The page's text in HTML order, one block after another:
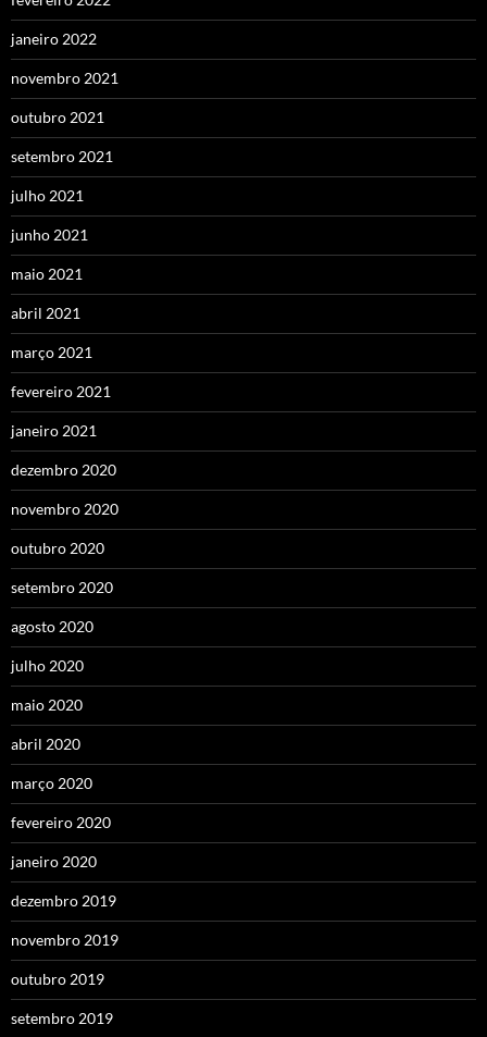
janeiro 2022
novembro 2021
outubro 2021
setembro 2021
julho 2021
junho 2021
maio 2021
abril 2021
março 2021
fevereiro 2021
janeiro 2021
dezembro 2020
novembro 2020
outubro 2020
setembro 2020
agosto 2020
julho 2020
maio 2020
abril 2020
março 2020
fevereiro 2020
janeiro 2020
dezembro 2019
novembro 2019
outubro 2019
setembro 2019